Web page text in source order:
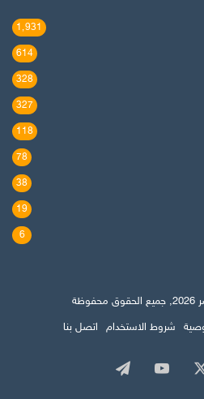
1٬931
614
328
327
118
78
38
19
6
شروط الاستخدام اتصل بنا
‫YouTube